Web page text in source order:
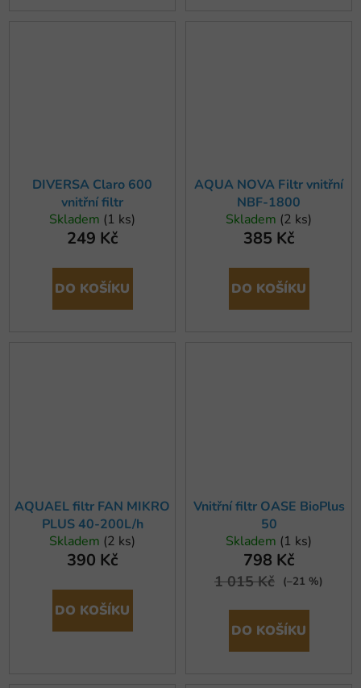
DIVERSA Claro 600
vnitřní filtr
Skladem (1 ks)
249 Kč
DO KOŠÍKU
AQUA NOVA Filtr vnitřní
NBF-1800
Skladem (2 ks)
385 Kč
DO KOŠÍKU
AQUAEL filtr FAN MIKRO
PLUS 40-200L/h
Skladem (2 ks)
390 Kč
DO KOŠÍKU
Vnitřní filtr OASE BioPlus
50
Skladem (1 ks)
798 Kč
1 015 Kč (–21 %)
DO KOŠÍKU